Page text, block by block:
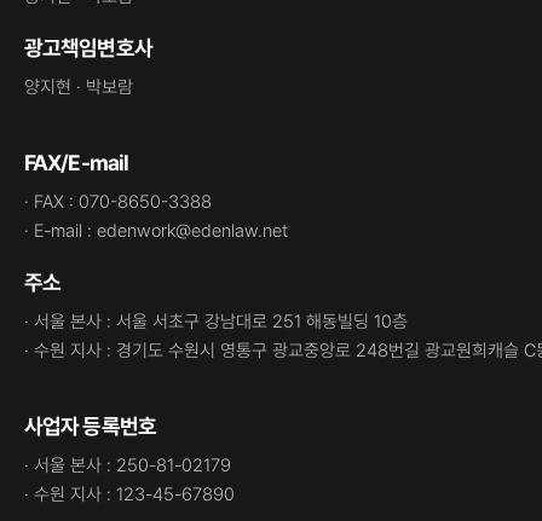
광고책임변호사
양지현 · 박보람
FAX/E-mail
· FAX : 070-8650-3388
· E-mail : edenwork@edenlaw.net
주소
· 서울 본사 : 서울 서초구 강남대로 251 해동빌딩 10층
· 수원 지사 : 경기도 수원시 영통구 광교중앙로 248번길 광교원희캐슬
사업자 등록번호
· 서울 본사 : 250-81-02179
· 수원 지사 : 123-45-67890